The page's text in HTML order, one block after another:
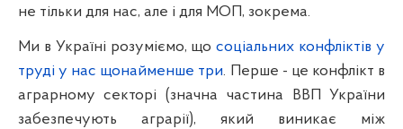
не тільки для нас, але і для МОП, зокрема.
Ми в Україні розуміємо, щосоціальних конфліктів у
труді у нас щонайменше три. Перше - це конфлікт в
аграрному секторі (значна частина ВВП України
забезпечують аграрії), який виникає між